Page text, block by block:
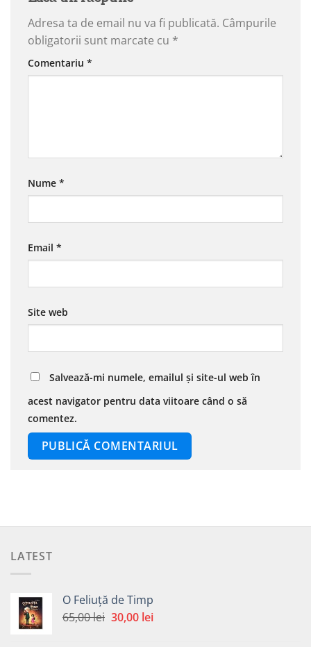
Adresa ta de email nu va fi publicată. Câmpurile
obligatorii sunt marcate cu *
Comentariu *
Nume *
Email *
Site web
Salvează-mi numele, emailul și site-ul web în
acest navigator pentru data viitoare când o să
comentez.
LATEST
O Feliuță de Timp
65,00lei Prețul
30,00 leiPrețul